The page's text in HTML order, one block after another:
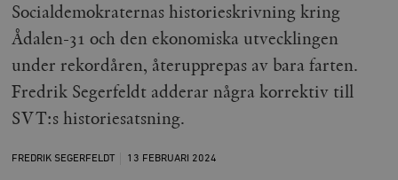
Socialdemokraternas historieskrivning kring
Ådalen-31 och den ekonomiska utvecklingen
under rekordåren, återupprepas av bara farten.
Fredrik Segerfeldt adderar några korrektiv till
SVT:s historiesatsning.
FREDRIK SEGERFELDT 13 FEBRUARI 2024